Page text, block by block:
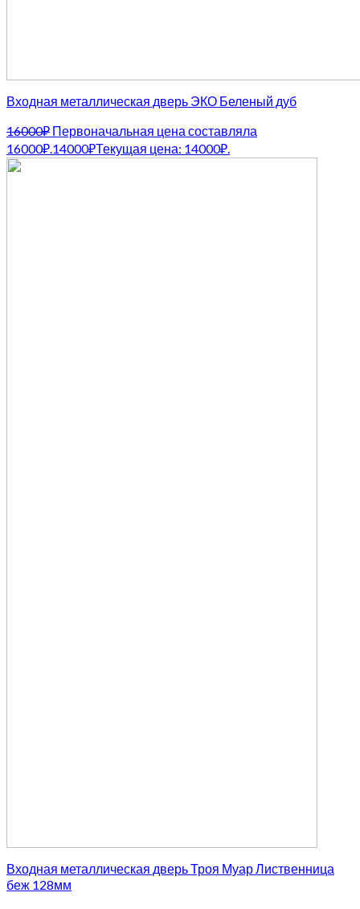
Входная металлическая дверь ЭКО Беленый дуб
16000₽ Первоначальная цена составляла
16000₽.14000₽Текущая цена: 14000₽.
Входная металлическая дверь Троя Муар Лиственница
беж 128мм